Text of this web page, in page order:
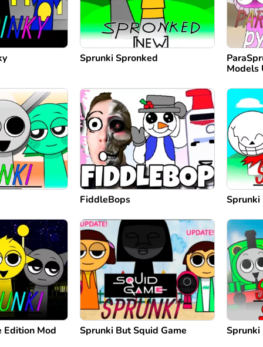
Sprunki Spronked
Models
FiddleBops
Mod Sprunki But Squid Game Sprunki